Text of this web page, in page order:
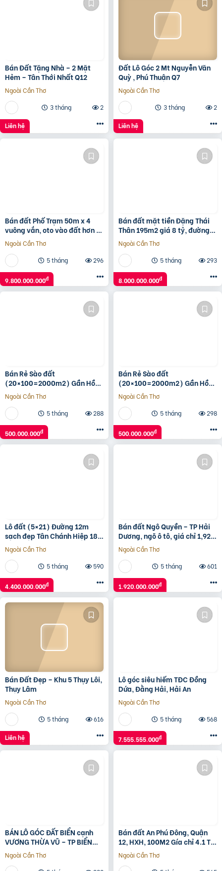
Bán Đất Tặng Nhà – 2 Mặt
Hẻm – Tân Thới Nhất Q12
Ngoài Cần Thơ
3 tháng
2
Liên hệ
Đất Lô Góc 2 Mt Nguyễn Văn
Quỳ , Phú Thuận Q7
Ngoài Cần Thơ
3 tháng
2
Liên hệ
Bán đất Phố Trạm 50m x 4
vuông vắn, oto vào đất hơn 9
tỷ TL. LH 0936123469
Ngoài Cần Thơ
5 tháng
296
9.800.000.000đ
Bán đất mặt tiền Đặng Thái
Thân 195m2 giá 8 tỷ, đường
7m5, sổ sẵn chính chủ
Ngoài Cần Thơ
5 tháng
293
8.000.000.000đ
Bán Rẻ Sào đất
(20×100=2000m2) Gần Hồ
Du Lịch Thanh An, Dân Cư
đông, Thuận Tiện Buôn Bán,
500tr
Ngoài Cần Thơ
5 tháng
288
500.000.000đ
Bán Rẻ Sào đất
(20×100=2000m2) Gần Hồ
Du Lịch Thanh An, Dân Cư
đông, Thuận Tiện Buôn Bán,
500tr
Ngoài Cần Thơ
5 tháng
298
500.000.000đ
Lô đất (5×21) Đường 12m
sạch đẹp Tân Chánh Hiệp 18,
Quận 12, giá rẻ 4.4 tỷ
Ngoài Cần Thơ
5 tháng
590
4.400.000.000đ
Bán đất Ngô Quyền – TP Hải
Dương, ngõ ô tô, giá chỉ 1,92
tỷ cực tiềm năng
Ngoài Cần Thơ
5 tháng
601
1.920.000.000đ
Bán Đất Đẹp – Khu 5 Thụy Lôi,
Thụy Lâm
Ngoài Cần Thơ
5 tháng
616
Liên hệ
Lô góc siêu hiếm TĐC Đồng
Dứa, Đằng Hải, Hải An
Ngoài Cần Thơ
5 tháng
568
7.555.555.000đ
BÁN LÔ GÓC ĐẤT BIỂN cạnh
VƯƠNG THỪA VŨ – TP BIỂN
MIAMI CHÂU Á
Ngoài Cần Thơ
Bán đất An Phú Đông, Quận
12, HXH, 100M2 Gía chỉ 4.1 Tỷ
TL
Ngoài Cần Thơ